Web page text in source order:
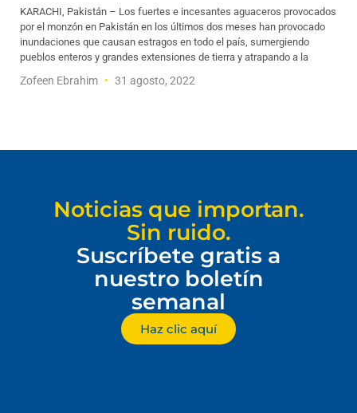
KARACHI, Pakistán – Los fuertes e incesantes aguaceros provocados
por el monzón en Pakistán en los últimos dos meses han provocado
inundaciones que causan estragos en todo el país, sumergiendo
pueblos enteros y grandes extensiones de tierra y atrapando a la
Zofeen Ebrahim 31 agosto, 2022
Noticias que importan.
Sin ruido.
Suscríbete gratis a
nuestro boletín
semanal
Haz clic aquí